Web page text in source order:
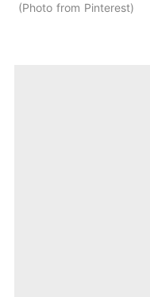
Photo from Pinterest